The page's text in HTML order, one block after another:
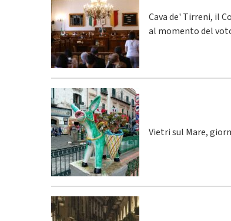
Cava de' Tirreni, il
al momento del
Vietri sul Mare,